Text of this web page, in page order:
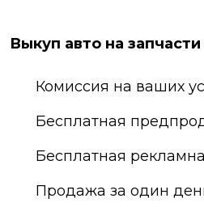
Выкуп авто на
Комиссия на ваших
Бесплатная
Бесплатная
Продажа за один